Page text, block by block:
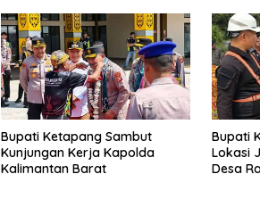
Bupati Ketapang Sambut
Kunjungan Kerja Kapolda
Kalimantan Barat
Bupati
Lokasi
Desa